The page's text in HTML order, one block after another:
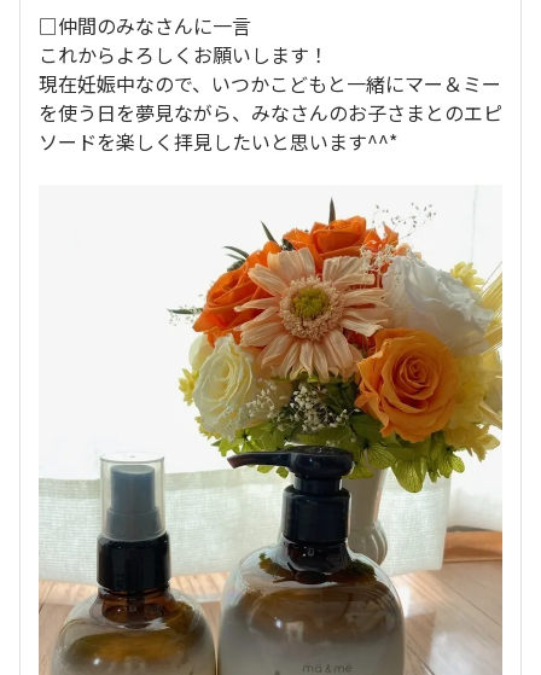
□仲間のみなさんに一言
これからよろしくお願いします！
現在妊娠中なので、いつかこどもと一緒にマー＆ミー
を使う日を夢見ながら、みなさんのお子さまとのエピ
ソードを楽しく拝見したいと思います^^*